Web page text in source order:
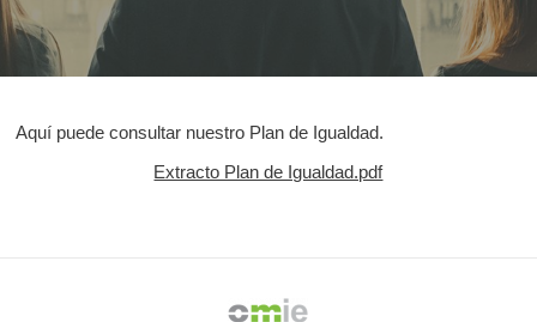
Aquí puede consultar nuestro Plan de Igualdad.
Extracto Plan de Igualdad.pdf